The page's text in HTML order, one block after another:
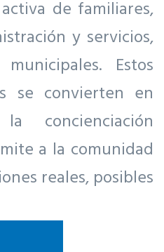
de familiares,
y servicios,
Estos
se convierten en
concienciación
a la comunidad
reales, posibles